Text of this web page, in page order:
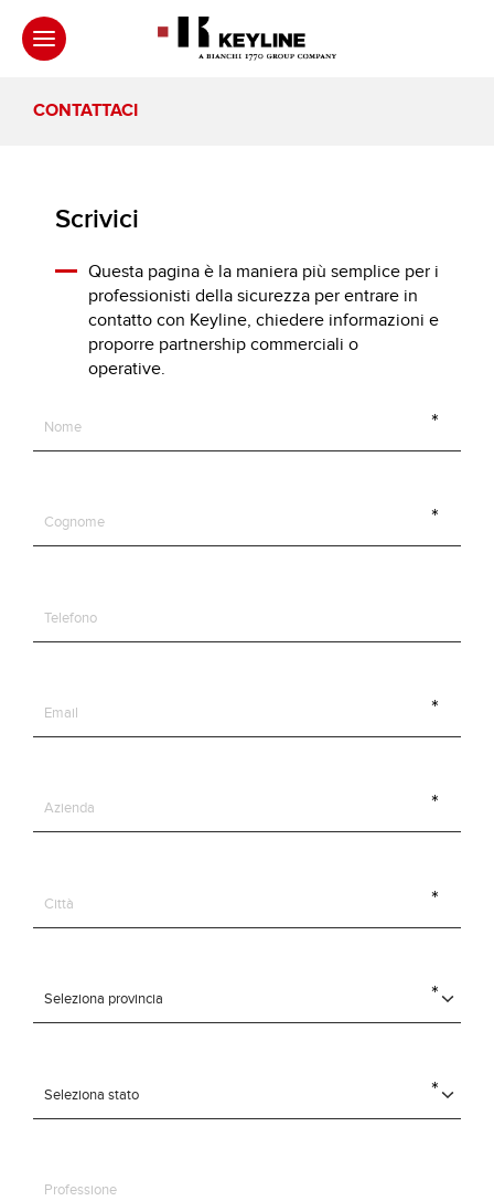
CONTATTACI
Scrivici
Questa pagina è la maniera più semplice per i
professionisti della sicurezza per entrare in
contatto con Keyline, chiedere informazioni e
proporre partnership commerciali o
operative.